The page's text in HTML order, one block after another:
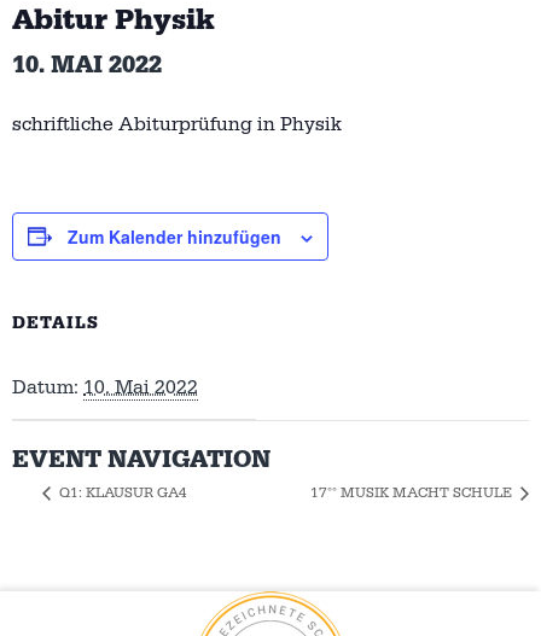
Abitur Physik
10. MAI 2022
schriftliche Abiturprüfung in Physik
Zum Kalender hinzufügen
DETAILS
Datum: 10. Mai 2022
EVENT NAVIGATION
Q1: KLAUSUR GA4 17°° MUSIK MACHT SCHULE